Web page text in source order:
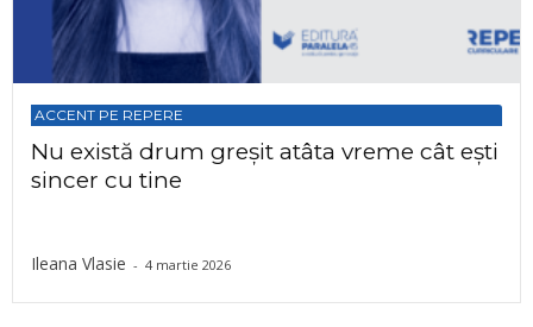
ACCENT PE REPERE
Nu există drum greșit atâta vreme cât ești
sincer cu tine
Ileana Vlasie - 4 martie 2026